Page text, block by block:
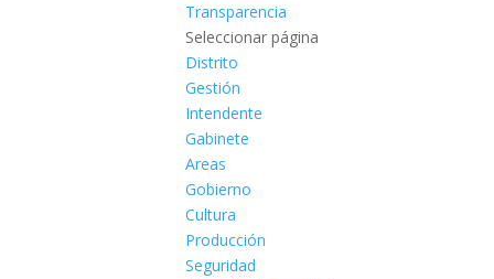
Transparencia
Seleccionar página
Distrito
Gestión
Intendente
Gabinete
Areas
Gobierno
Cultura
Producción
Seguridad